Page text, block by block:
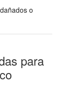
o
para